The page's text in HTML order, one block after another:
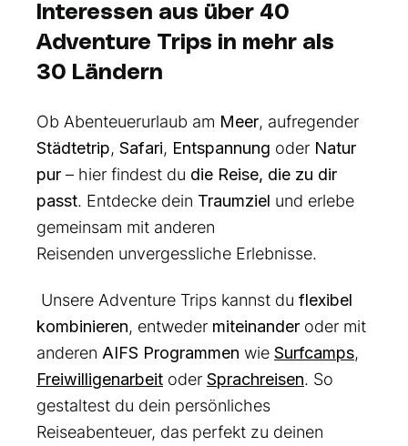
Interessen aus über 40
Adventure Trips in mehr als
30 Ländern
Ob Abenteuerurlaub am Meer, aufregender
Städtetrip, Safari, Entspannung oder Natur
pur – hier findest du die Reise, die zu dir
passt. Entdecke dein Traumziel und erlebe
gemeinsam mit anderen
Reisenden unvergessliche Erlebnisse.
Unsere Adventure Trips kannst du flexibel
kombinieren, entweder miteinander oder mit
anderen AIFS Programmen wie Surfcamps,
Freiwilligenarbeit oder Sprachreisen. So
gestaltest du dein persönliches
Reiseabenteuer, das perfekt zu deinen